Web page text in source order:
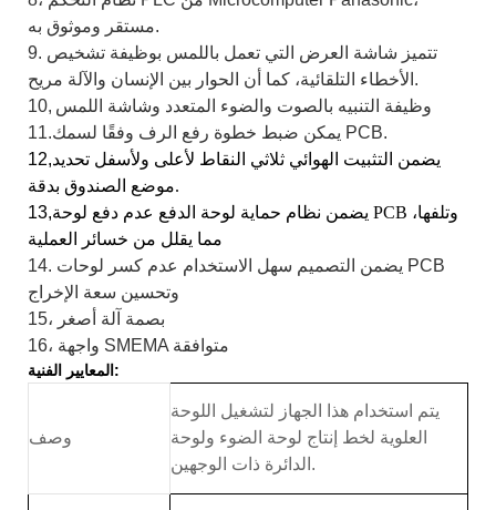
مستقر وموثوق به.
9. تتميز شاشة العرض التي تعمل باللمس بوظيفة تشخيص
الأخطاء التلقائية، كما أن الحوار بين الإنسان والآلة مريح.
10, وظيفة التنبيه بالصوت والضوء المتعدد وشاشة اللمس
11.يمكن ضبط خطوة رفع الرف وفقًا لسمك PCB.
12,يضمن التثبيت الهوائي ثلاثي النقاط لأعلى ولأسفل تحديد
موضع الصندوق بدقة.
13,يضمن نظام حماية لوحة الدفع عدم دفع لوحة PCB وتلفها،
مما يقلل من خسائر العملية
14. يضمن التصميم سهل الاستخدام عدم كسر لوحات PCB
وتحسين سعة الإخراج
15، بصمة آلة أصغر
16، واجهة SMEMA متوافقة
المعايير الفنية:
وصف
يتم استخدام هذا الجهاز لتشغيل اللوحة
العلوية لخط إنتاج لوحة الضوء ولوحة
الدائرة ذات الوجهين.